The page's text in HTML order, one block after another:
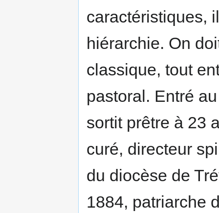
caractéristiques,
hiérarchie. On
classique, tout
pastoral. Entré
sortit prêtre à 23
curé, directeur
du diocèse de
1884, patriarche